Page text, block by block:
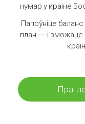
нумар у краіне
Папоўніце
план — і зможаце